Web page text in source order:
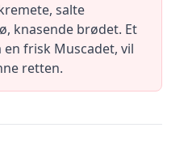
salte
knasende brødet. Et
frisk Muscadet, vil
retten.